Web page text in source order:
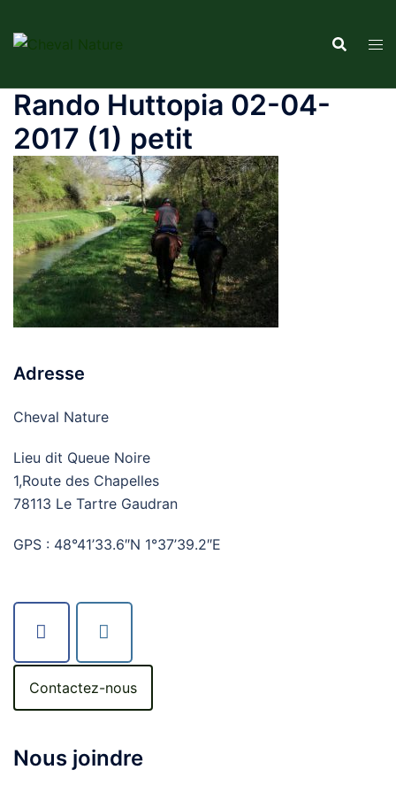
au
Rando Huttopia 02-04-
2017 (1) petit
Adresse
Cheval Nature
Lieu dit Queue Noire
1,Route des Chapelles
78113 Le Tartre Gaudran
GPS : 48°41’33.6″N 1°37’39.2″E
Contactez-nous
Nous joindre